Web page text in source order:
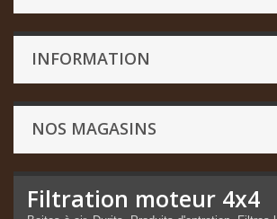
INFORMATION
NOS MAGASINS
Filtration moteur 4x4